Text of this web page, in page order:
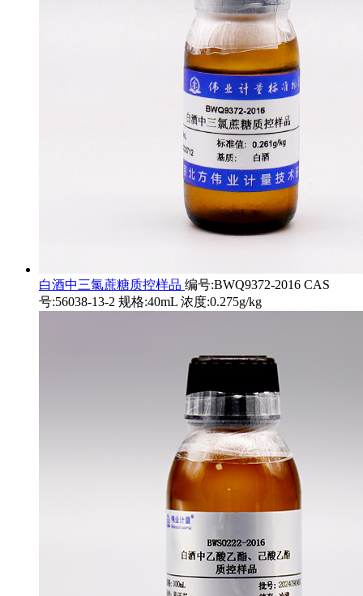
白酒中三氯蔗糖质控样品 编号:BWQ9372-2016 CAS
号:56038-13-2 规格:40mL 浓度:0.275g/kg